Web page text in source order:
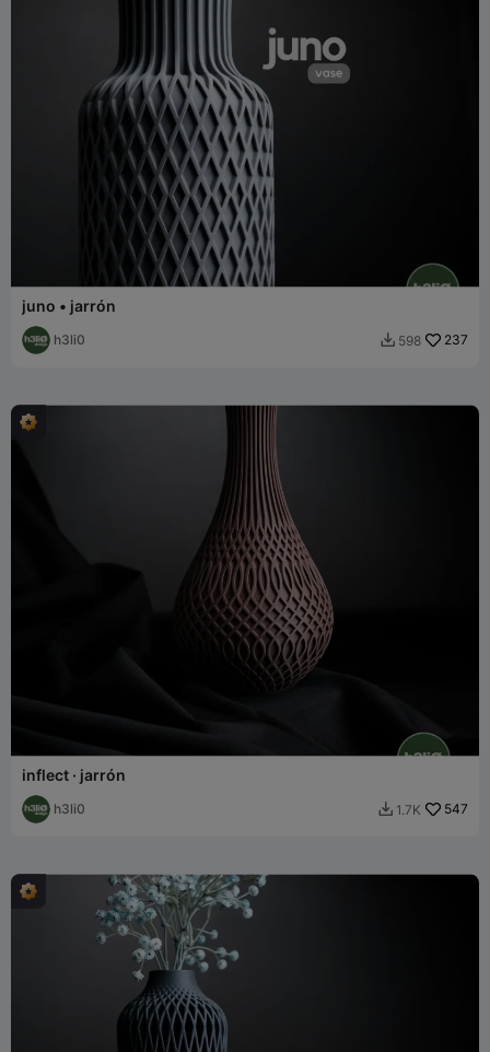
juno • jarrón
h3li0  598 237
inflect · jarrón
h3li0  1.7K 547